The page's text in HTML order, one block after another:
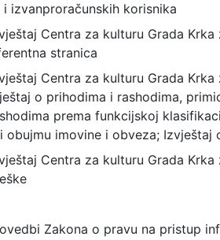
i izvanproračunskih korisnika
Centra za kulturu Grada Krka
stranica
Centra za kulturu Grada Krka
o prihodima i rashodima,
prema funkcijskoj
obujmu imovine i obveza; Izvještaj
Centra za kulturu Grada Krka
Zakona o pravu na pristup